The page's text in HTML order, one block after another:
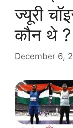
ज्यूरी
कौन थे ?
December 6,